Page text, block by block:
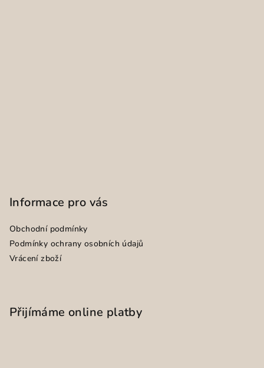
Informace pro vás
Obchodní podmínky
Podmínky ochrany osobních údajů
Vrácení zboží
Přijímáme online platby